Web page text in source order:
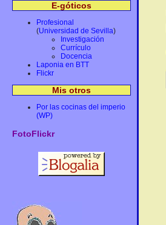
E-góticos
Profesional
(Universidad de Sevilla)
Investigación
Currículo
Docencia
Laponia en BTT
Flickr
Mis otros
Por las cocinas del imperio
(WP)
FotoFlickr